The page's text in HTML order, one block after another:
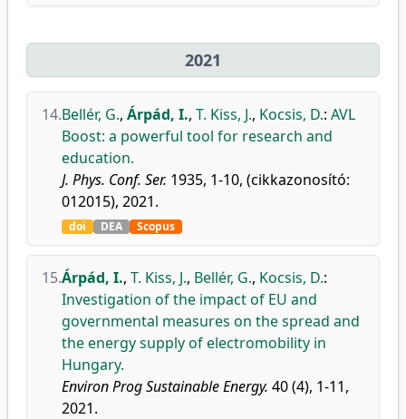
2021
14.Bellér, G., Árpád, I., T. Kiss, J., Kocsis, D.: AVL
Boost: a powerful tool for research and
education.
J. Phys. Conf. Ser. 1935, 1-10, (cikkazonosító:
012015), 2021.
doi DEA Scopus
15.Árpád, I., T. Kiss, J., Bellér, G., Kocsis, D.:
Investigation of the impact of EU and
governmental measures on the spread and
the energy supply of electromobility in
Hungary.
Environ Prog Sustainable Energy. 40 (4), 1-11,
2021.